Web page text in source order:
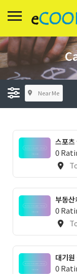
Near Me
스포츠
0
부동
0
대기
0